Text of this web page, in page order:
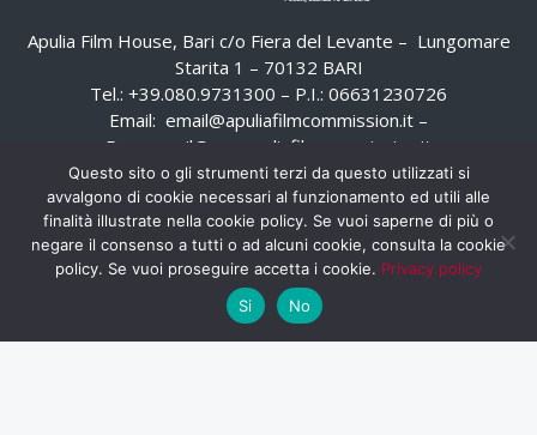
Apulia Film House, Bari c/o Fiera del Levante – Lungomare
Starita 1 – 70132 BARI
Tel.: +39.080.9731300 – P.I.: 06631230726
Email: email@apuliafilmcommission.it –
Pec:
email@pec.apuliafilmcommission.it
Questo sito o gli strumenti terzi da questo utilizzati si
avvalgono di cookie necessari al funzionamento ed utili alle
finalità illustrate nella cookie policy. Se vuoi saperne di più o
negare il consenso a tutti o ad alcuni cookie, consulta la cookie
policy. Se vuoi proseguire accetta i cookie. Privacy policy
Si
No